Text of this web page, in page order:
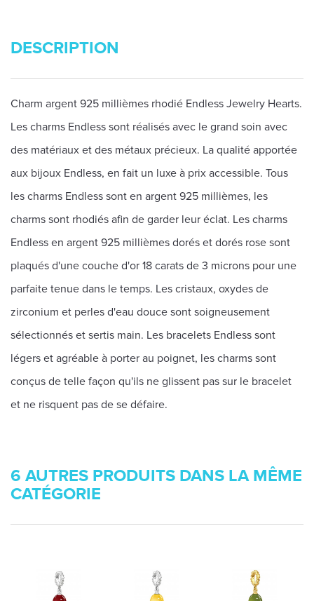
DESCRIPTION
Charm argent 925 millièmes rhodié Endless Jewelry Hearts.
Les charms Endless sont réalisés avec le grand soin avec
des matériaux et des métaux précieux. La qualité apportée
aux bijoux Endless, en fait un luxe à prix accessible. Tous
les charms Endless sont en argent 925 millièmes, les
charms sont rhodiés afin de garder leur éclat. Les charms
Endless en argent 925 millièmes dorés et dorés rose sont
plaqués d'une couche d'or 18 carats de 3 microns pour une
parfaite tenue dans le temps. Les cristaux, oxydes de
zirconium et perles d'eau douce sont soigneusement
sélectionnés et sertis main. Les bracelets Endless sont
légers et agréable à porter au poignet, les charms sont
conçus de telle façon qu'ils ne glissent pas sur le bracelet
et ne risquent pas de se défaire.
6 AUTRES PRODUITS DANS LA MÊME
CATÉGORIE